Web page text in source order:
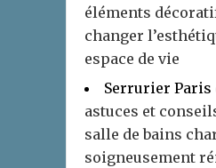
éléments
changer
espace de vie
Serrurier Paris
astuces et
salle de bains
soigneusement